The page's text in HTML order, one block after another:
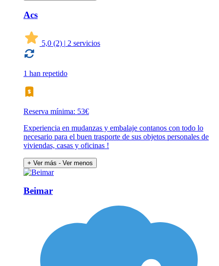
Acs
5,0 (2) | 2 servicios
1 han repetido
Reserva mínima: 53€
Experiencia en mudanzas y embalaje contanos con todo lo
necesario para el buen trasporte de sus objetos personales de
viviendas, casas y oficinas !
+ Ver más - Ver menos
Beimar